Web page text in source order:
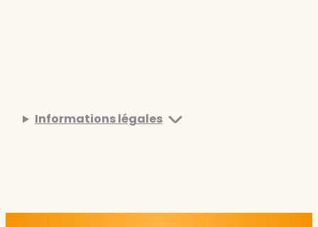
Informations légales